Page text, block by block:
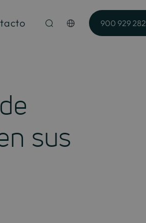
900 929 282
sus